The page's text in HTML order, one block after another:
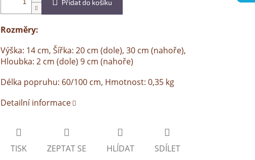
Přidat do košíku
Rozměry:
Výška: 14 cm, Šířka: 20 cm (dole), 30 cm (nahoře),
Hloubka: 2 cm (dole) 9 cm (nahoře)
Délka popruhu: 60/100 cm, Hmotnost: 0,35 kg
Detailní informace
TISK ZEPTAT SE HLÍDAT SDÍLET